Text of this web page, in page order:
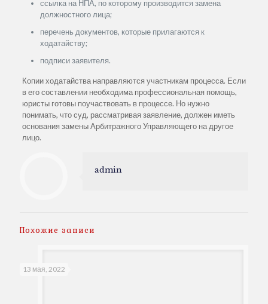
ссылка на НПА, по которому производится замена
должностного лица;
перечень документов, которые прилагаются к
ходатайству;
подписи заявителя.
Копии ходатайства направляются участникам процесса. Если
в его составлении необходима профессиональная помощь,
юристы готовы поучаствовать в процессе. Но нужно
понимать, что суд, рассматривая заявление, должен иметь
основания замены Арбитражного Управляющего на другое
лицо.
admin
Похожие записи
13 мая, 2022